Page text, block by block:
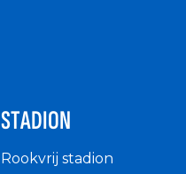
STADION
Rookvrij stadion